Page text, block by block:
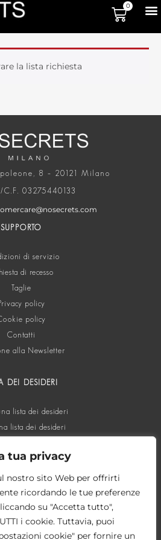
tua privacy
nostro sito Web per offrirti
ricordando le tue preferenze
su "Accetta tutto",
i cookie. Tuttavia, puoi
cookie" per fornire un
0
la lista richiesta
8 – 20121 Milano
C.F. 03275440133
SUPPORTO
di servizio
di recesso
Taglie
policy
policy
Contatti
alla Newsletter
DEI DESIDERI
lista dei desideri
lista dei desideri
SOCIAL